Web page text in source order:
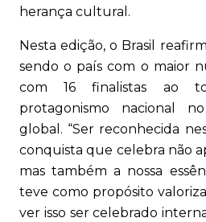
herança cultural.
Nesta edição, o Brasil
sendo o país com o maior
com 16 finalistas ao
protagonismo nacional
global. “Ser reconhecida
conquista que celebra não
mas também a nossa
teve como propósito
ver isso ser celebrado